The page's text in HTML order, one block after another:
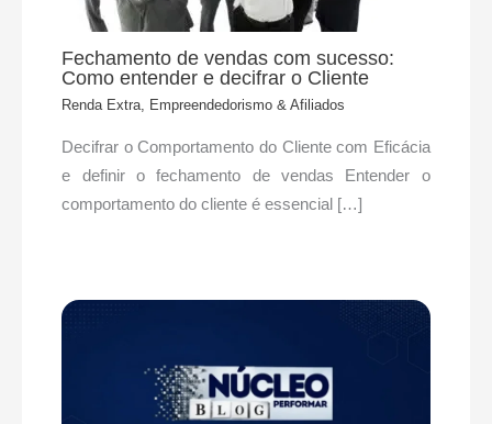
Fechamento de vendas com sucesso:
Como entender e decifrar o Cliente
Renda Extra, Empreendedorismo & Afiliados
Decifrar o Comportamento do Cliente com Eficácia
e definir o fechamento de vendas Entender o
comportamento do cliente é essencial […]